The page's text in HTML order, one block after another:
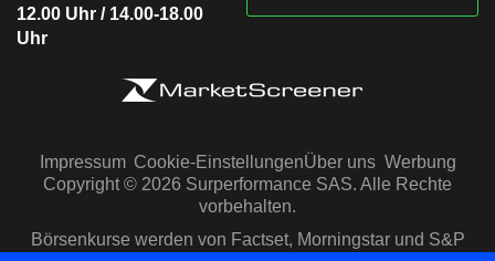
12.00 Uhr / 14.00-18.00
Uhr
Impressum Cookie-EinstellungenÜber uns Werbung
Copyright © 2026 Surperformance SAS. Alle Rechte
vorbehalten.
Börsenkurse werden von Factset, Morningstar und S&P